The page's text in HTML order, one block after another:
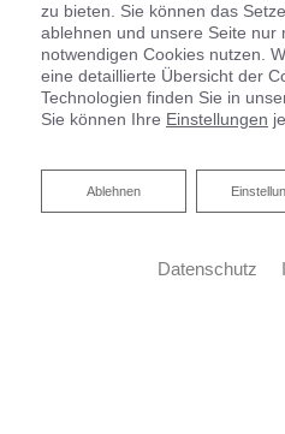
Ausbildung zum
m/w/d für Sanitär-,
Klimatechnik
Ohne dich läuft nichts
zu bieten. Sie können das
ablehnen und unsere Seite nur
notwendigen Cookies nutzen.
eine detaillierte Übersicht der
Technologien finden Sie in
Sie können Ihre Einstellungen
Ablehnen
Ablehnen
Datenschutz